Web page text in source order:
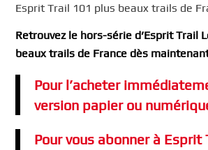
Esprit Trail 101 plus beaux trails de
Retrouvez le hors-série d’Esprit Trail
beaux trails de France dès
Pour l’acheter
version papier ou
Pour vous abonner à Esprit